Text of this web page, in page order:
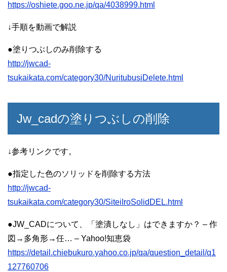
https://oshiete.goo.ne.jp/qa/4038999.html
↓手順を動画で解説
●塗りつぶしのみ削除する
http://jwcad-
tsukaikata.com/category30/NuritubusiDelete.html
Jw_cadの塗りつぶしの削除
↓参考リンクです。
●指定した色のソリッドを削除する方法
http://jwcad-
tsukaikata.com/category30/SiteiIroSolidDEL.html
●JW_CADについて、「塗潰しなし」はできますか？ – 作
図→多角形→任… – Yahoo!知恵袋
https://detail.chiebukuro.yahoo.co.jp/qa/question_detail/q1
127760706